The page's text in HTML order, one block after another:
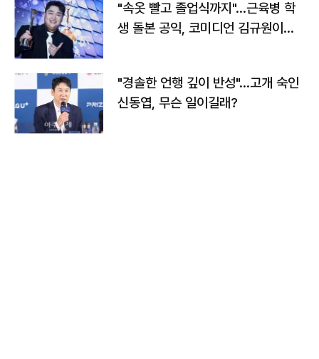
"속옷 빨고 졸업식까지"…근육병 학
생 돌본 공익, 코미디언 김규원이었
"경솔한 언행 깊이 반성"…고개 숙인
신동엽, 무슨 일이길래?